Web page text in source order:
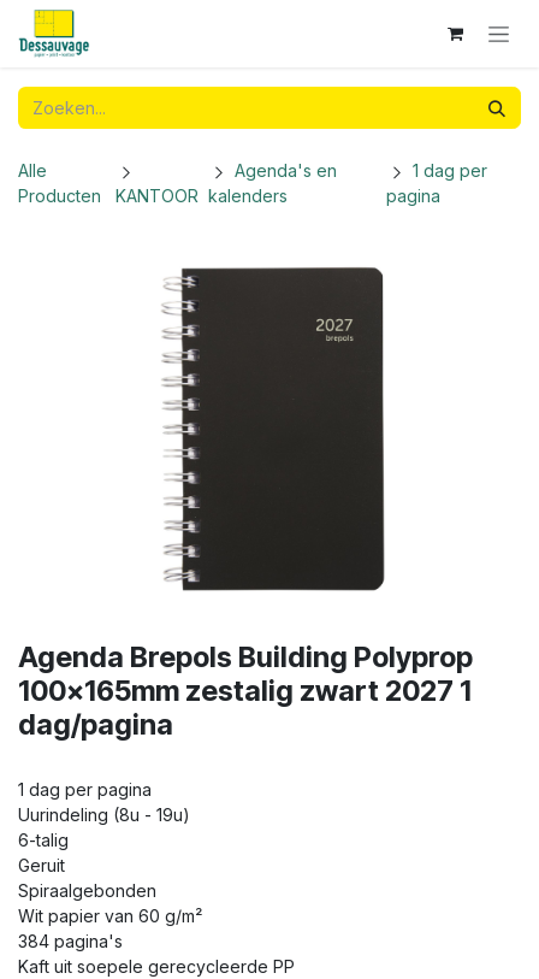
Overslaan naar inhoud
Alle
Producten
KANTOOR
Agenda's en
kalenders
1 dag per
pagina
Agenda Brepols Building Polyprop
100x165mm zestalig zwart 2027 1
dag/pagina
1 dag per pagina
Uurindeling (8u - 19u)
6-talig
Geruit
Spiraalgebonden
Wit papier van 60 g/m²
384 pagina's
Kaft uit soepele gerecycleerde PP